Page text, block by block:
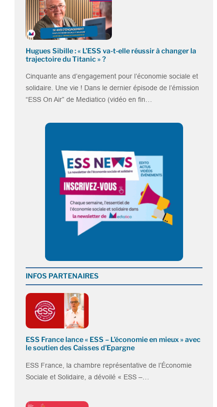
Hugues Sibille : « L’ESS va-t-elle réussir à changer la
trajectoire du Titanic » ?
Cinquante ans d’engagement pour l’économie sociale et
solidaire. Une vie ! Dans le dernier épisode de l’émission
“ESS On Air” de Mediatico (vidéo en fin…
INFOS PARTENAIRES
ESS France lance « ESS – L’économie en mieux » avec
le soutien des Caisses d’Epargne
ESS France, la chambre représentative de l’Économie
Sociale et Solidaire, a dévoilé « ESS –…